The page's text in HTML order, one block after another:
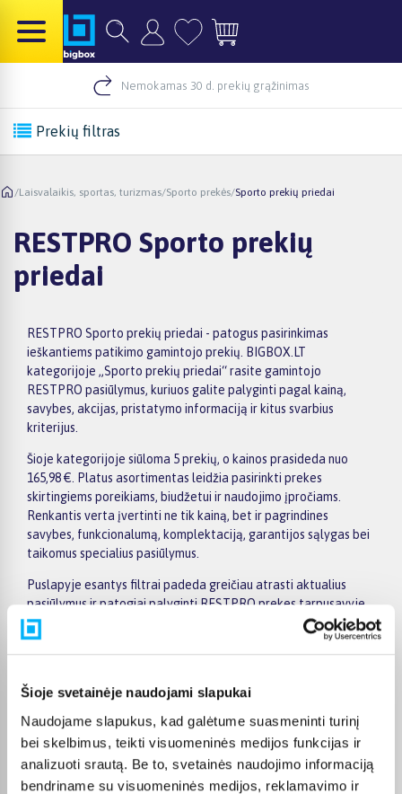
Šioje svetainėje naudojami slapukai
Naudojame slapukus, kad galėtume suasmeninti turinį
bei skelbimus, teikti visuomeninės medijos funkcijas ir
analizuoti srautą. Be to, svetainės naudojimo informaciją
bendriname su visuomeninės medijos, reklamavimo ir
Nemokamas 30 d. prekių grąžinimas
Prekių filtras
/Laisvalaikis, sportas, turizmas/Sporto prekės/Sporto prekių priedai
RESTPRO Sporto prekių
priedai
RESTPRO Sporto prekių priedai - patogus pasirinkimas
ieškantiems patikimo gamintojo prekių. BIGBOX.LT
kategorijoje „Sporto prekių priedai“ rasite gamintojo
RESTPRO pasiūlymus, kuriuos galite palyginti pagal kainą,
savybes, akcijas, pristatymo informaciją ir kitus svarbius
kriterijus.
Šioje kategorijoje siūloma 5 prekių, o kainos prasideda nuo
165,98 €. Platus asortimentas leidžia pasirinkti prekes
skirtingiems poreikiams, biudžetui ir naudojimo įpročiams.
Renkantis verta įvertinti ne tik kainą, bet ir pagrindines
savybes, funkcionalumą, komplektaciją, garantijos sąlygas bei
taikomus specialius pasiūlymus.
Puslapyje esantys filtrai padeda greičiau atrasti aktualius
pasiūlymus ir patogiai palyginti RESTPRO prekes tarpusavyje.
Atsižvelkite į jums svarbiausius kriterijus, pristatymo
informaciją ir prekės aprašymą, kad galėtumėte priimti patogų
Palyginkite RESTPRO prekes BIGBOX.LT ir išsirinkite